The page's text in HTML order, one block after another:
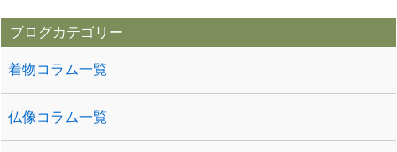
ブログカテゴリー
着物コラム一覧
仏像コラム一覧